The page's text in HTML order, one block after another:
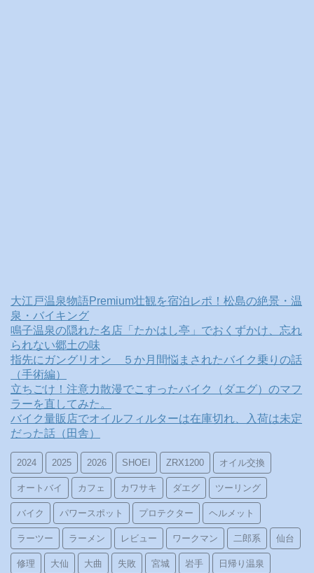
大江戸温泉物語Premium壮観を宿泊レポ！松島の絶景・温
泉・バイキング
鳴子温泉の隠れた名店「たかはし亭」でおくずかけ、忘れ
られない郷土の味
指先にガングリオン ５か月間悩まされたバイク乗りの話
（手術編）
立ちごけ！注意力散漫でこすったバイク（ダエグ）のマフ
ラーを直してみた。
バイク量販店でオイルフィルターは在庫切れ、入荷は未定
だった話（田舎）
2024 2025 2026 SHOEI ZRX1200 オイル交換
オートバイ カフェ カワサキ ダエグ ツーリング
バイク パワースポット プロテクター ヘルメット
ラーツー ラーメン レビュー ワークマン 二郎系 仙台
修理 大仙 大曲 失敗 宮城 岩手 日帰り温泉